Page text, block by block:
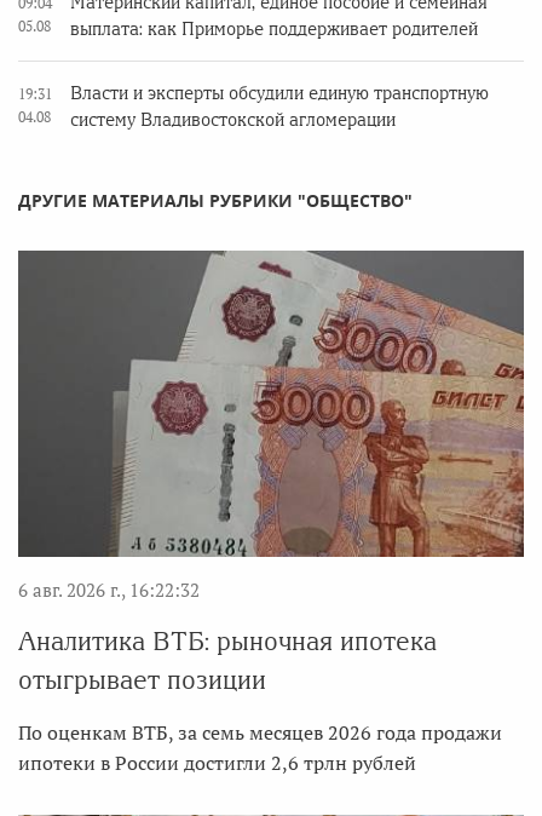
05.08
выплата: как Приморье поддерживает родителей
19:31
04.08
Власти и эксперты обсудили единую транспортную
систему Владивостокской агломерации
ДРУГИЕ МАТЕРИАЛЫ РУБРИКИ "ОБЩЕСТВО"
6 авг. 2026 г., 16:22:32
Аналитика ВТБ: рыночная ипотека
отыгрывает позиции
По оценкам ВТБ, за семь месяцев 2026 года продажи
ипотеки в России достигли 2,6 трлн рублей